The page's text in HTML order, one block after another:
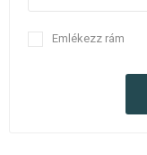
Emlékezz rám